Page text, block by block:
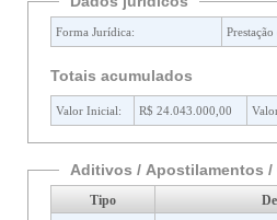
Forma Jurídica:
Totais acumulados
Valor Inicial: R$ 24.043.000,00
Aditivos / Apostilamentos /
Tipo